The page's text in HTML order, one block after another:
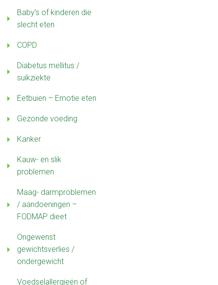
Baby’s of kinderen die
slecht eten
COPD
Diabetus mellitus /
suikziekte
Eetbuien – Emotie eten
Gezonde voeding
Kanker
Kauw- en slik
problemen
Maag- darmproblemen
/ aandoeningen –
FODMAP dieet
Ongewenst
gewichtsverlies /
ondergewicht
Voedselallergieën of